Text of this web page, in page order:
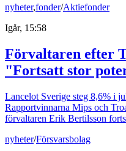
nyheter,fonder/Aktiefonder
Igår, 15:58
Förvaltaren efter
"Fortsatt stor
Lancelot Sverige steg 8,6% i
Rapportvinnarna Mips och
förvaltaren Erik Bertilsson
nyheter/Försvarsbolag